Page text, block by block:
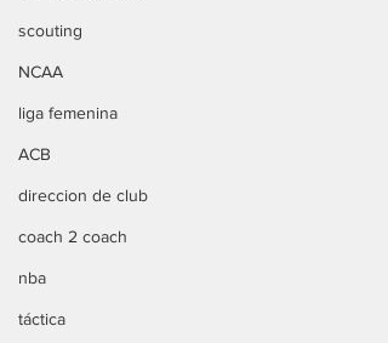
scouting
NCAA
liga femenina
ACB
direccion de club
coach 2 coach
nba
táctica